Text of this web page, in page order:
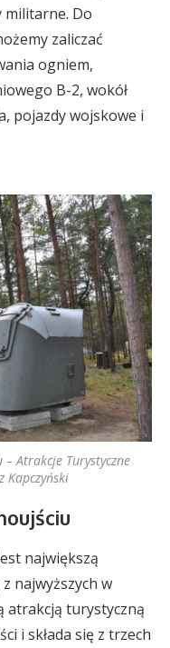
militarne. Do
zaliczać
ogniem,
B-2, wokół
pojazdy wojskowe i
Atrakcje Turystyczne
Kapczyński
największą
najwyższych w
atrakcją turystyczną
i składa się z trzech